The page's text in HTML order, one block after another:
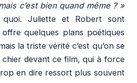
c’est bien quand même ? »
Juliette et Robert sont
quelques plans poétiques
la triste vérité c’est qu’on se
devant ce film, qui à force
en dire ressort plus souvent